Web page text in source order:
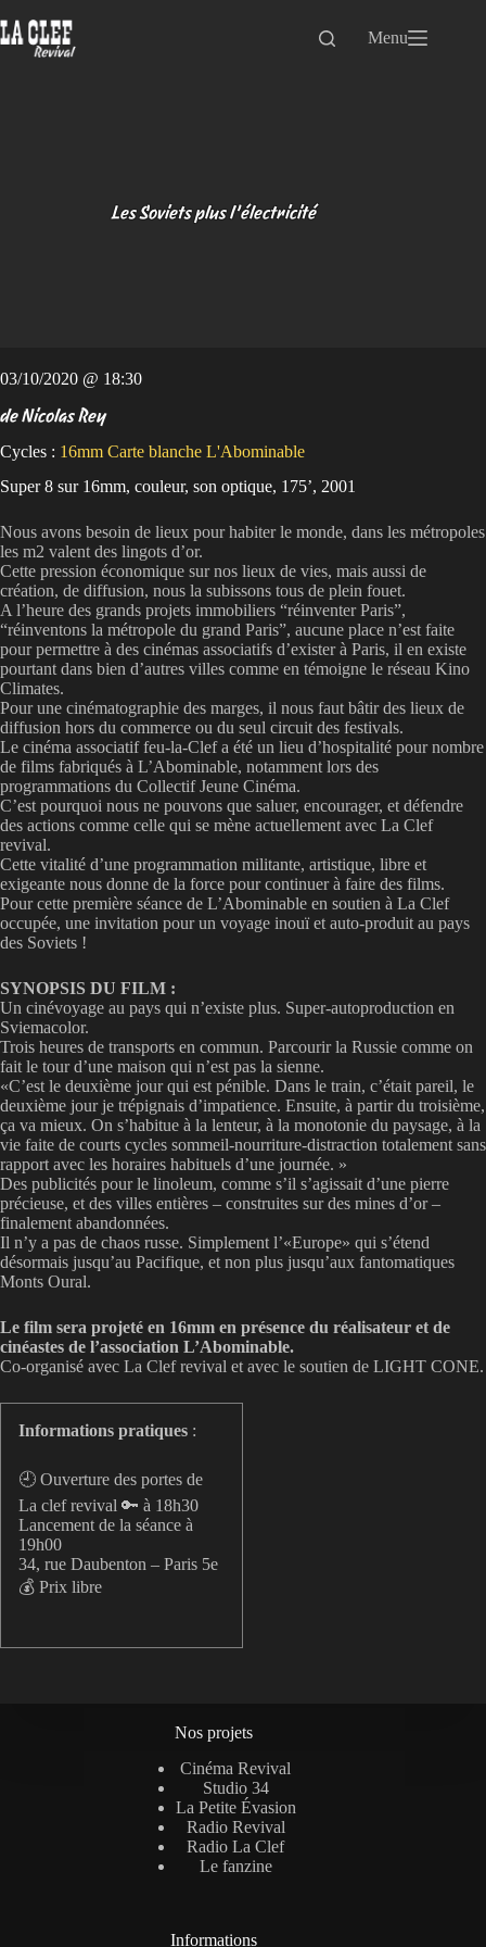
au
contenu
Menu
Les Soviets plus l’électricité
03/10/2020 @ 18:30
de Nicolas Rey
Cycles : 16mm Carte blanche L'Abominable
Super 8 sur 16mm, couleur, son optique, 175’, 2001
Nous avons besoin de lieux pour habiter le monde, dans les métropoles
les m2 valent des lingots d’or.
Cette pression économique sur nos lieux de vies, mais aussi de
création, de diffusion, nous la subissons tous de plein fouet.
A l’heure des grands projets immobiliers “réinventer Paris”,
“réinventons la métropole du grand Paris”, aucune place n’est faite
pour permettre à des cinémas associatifs d’exister à Paris, il en existe
pourtant dans bien d’autres villes comme en témoigne le réseau Kino
Climates.
Pour une cinématographie des marges, il nous faut bâtir des lieux de
diffusion hors du commerce ou du seul circuit des festivals.
Le cinéma associatif feu-la-Clef a été un lieu d’hospitalité pour nombre
de films fabriqués à L’Abominable, notamment lors des
programmations du Collectif Jeune Cinéma.
C’est pourquoi nous ne pouvons que saluer, encourager, et défendre
des actions comme celle qui se mène actuellement avec La Clef
revival.
Cette vitalité d’une programmation militante, artistique, libre et
exigeante nous donne de la force pour continuer à faire des films.
Pour cette première séance de L’Abominable en soutien à La Clef
occupée, une invitation pour un voyage inouï et auto-produit au pays
des Soviets !
SYNOPSIS DU FILM :
Un cinévoyage au pays qui n’existe plus. Super-autoproduction en
Sviemacolor.
Trois heures de transports en commun. Parcourir la Russie comme on
fait le tour d’une maison qui n’est pas la sienne.
«C’est le deuxième jour qui est pénible. Dans le train, c’était pareil, le
deuxième jour je trépignais d’impatience. Ensuite, à partir du troisième,
ça va mieux. On s’habitue à la lenteur, à la monotonie du paysage, à la
vie faite de courts cycles sommeil-nourriture-distraction totalement sans
rapport avec les horaires habituels d’une journée. »
Des publicités pour le linoleum, comme s’il s’agissait d’une pierre
précieuse, et des villes entières – construites sur des mines d’or –
finalement abandonnées.
Il n’y a pas de chaos russe. Simplement l’«Europe» qui s’étend
désormais jusqu’au Pacifique, et non plus jusqu’aux fantomatiques
Monts Oural.
Le film sera projeté en 16mm en présence du réalisateur et de
cinéastes de l’association L’Abominable.
Co-organisé avec La Clef revival et avec le soutien de LIGHT CONE.
Informations pratiques :
🕘 Ouverture des portes de
La clef revival 🔑 à 18h30
Lancement de la séance à
19h00
34, rue Daubenton – Paris 5e
💰 Prix libre
Nos projets
Cinéma Revival
Studio 34
La Petite Évasion
Radio Revival
Radio La Clef
Le fanzine
Informations